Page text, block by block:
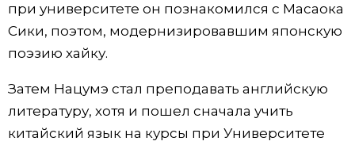
при университете он познакомился с Масаока
Сики, поэтом, модернизировавшим японскую
поэзию хайку.
Затем Нацумэ стал преподавать английскую
литературу, хотя и пошел сначала учить
китайский язык на курсы при Университете